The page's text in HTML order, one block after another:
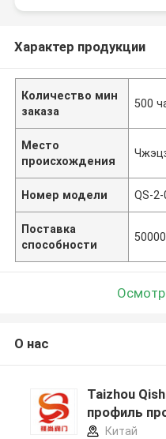
Характер продукции
Количество мин
заказа
500
Место
происхождения
Номер модели QS-
Поставка
способности
О нас
Taizhou
профиль
Китай